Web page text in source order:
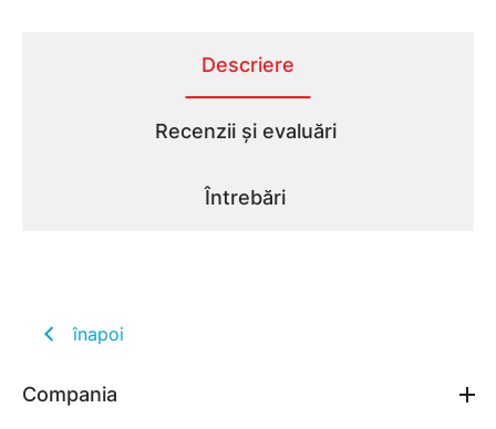
Descriere
Recenzii și evaluări
Întrebări
înapoi
Compania